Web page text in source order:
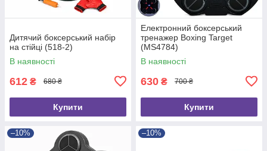
Дитячий боксерський набір
на стійці (518-2)
В наявності
612 ₴ 680 ₴
Купити
Електронний боксерський
тренажер Boxing Target
(MS4784)
В наявності
630 ₴ 700 ₴
Купити
–10% –10%